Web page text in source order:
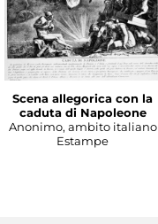
Scena allegorica con la
caduta di Napoleone
Anonimo, ambito italiano
Estampe